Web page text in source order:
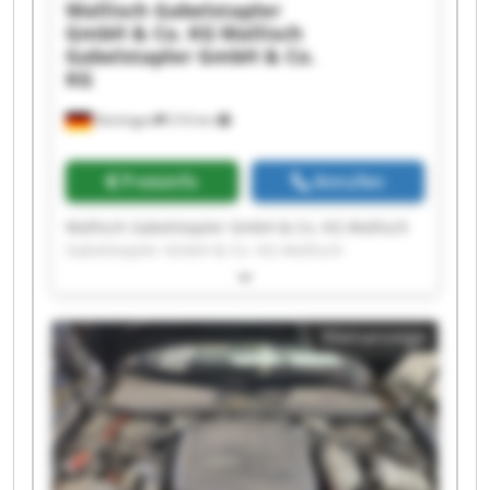
Nürtingen 216 km
Wallisch Gabelstapler
GmbH & Co. KG Wallisch
Gabelstapler GmbH & Co.
KG
Preisinfo Anrufen
Wallisch Gabelstapler GmbH & Co. KG Wallisch
Gabelstapler GmbH & Co. KG Wallisch
Gabelstapler GmbH & Co. KG Wallisch
Gabelstapler GmbH & Co. KG Wallisch
Gabelstapler GmbH & Co. KG Wallisch
Gabelstapler GmbH & Co. KG Wallisch
Gabelstapler GmbH & Co. KG Wallisch
Gabelstapler GmbH & Co. KG Wallisch
Gabelstapler GmbH & Co. KG Wallisch
Gabelstapler GmbH & Co. KG Wallisch
Kleinanzeige